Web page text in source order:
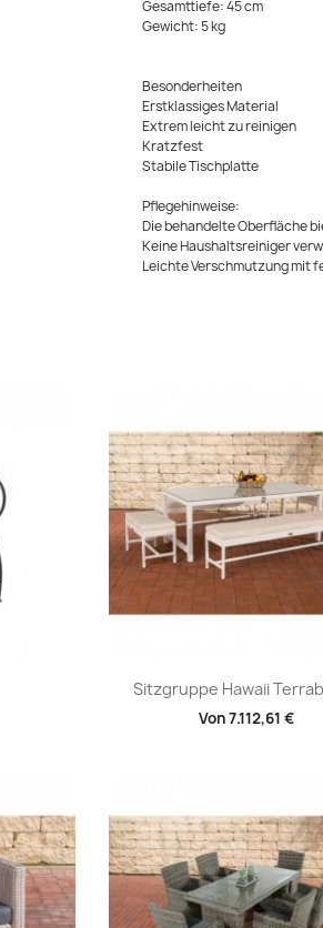
Gesamttiefe: 45 cm
Gewicht: 5 kg
Besonderheiten
Erstklassiges Material
Extrem leicht zu reinigen
Kratzfest
Stabile Tischplatte
Pflegehinweise:
Die behandelte Oberfläche
Keine Haushaltsreiniger
Leichte Verschmutzung mit
Sitzgruppe Hawaii
Von7.112,61 €
 Vorschau